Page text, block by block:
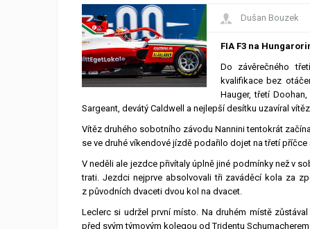
Dušan Bouzek
FIA F3 na
Do závěrečného
kvalifikace bez
Hauger, třetí
Sargeant, devátý Caldwell a nejlepší desítku uzavíral
Vítěz druhého sobotního závodu Nannini tentokrát
se ve druhé víkendové jízdě podařilo dojet na třetí
V neděli ale jezdce přivítaly úplně jiné podmínky než v
trati. Jezdci nejprve absolvovali tři zaváděcí kola za
z původních dvaceti dvou kol na dvacet.
Leclerc si udržel první místo. Na druhém místě
před svým týmovým kolegou od Tridentu